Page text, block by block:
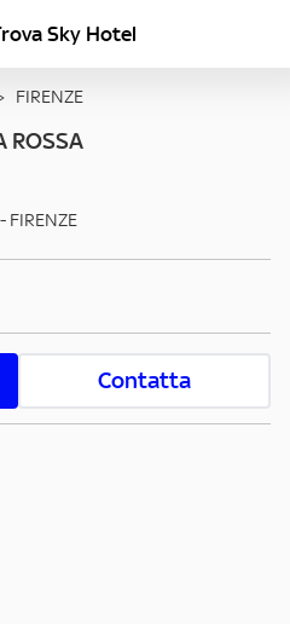
Sky Hotel
FIRENZE
ROSSA
- FIRENZE
Contatta